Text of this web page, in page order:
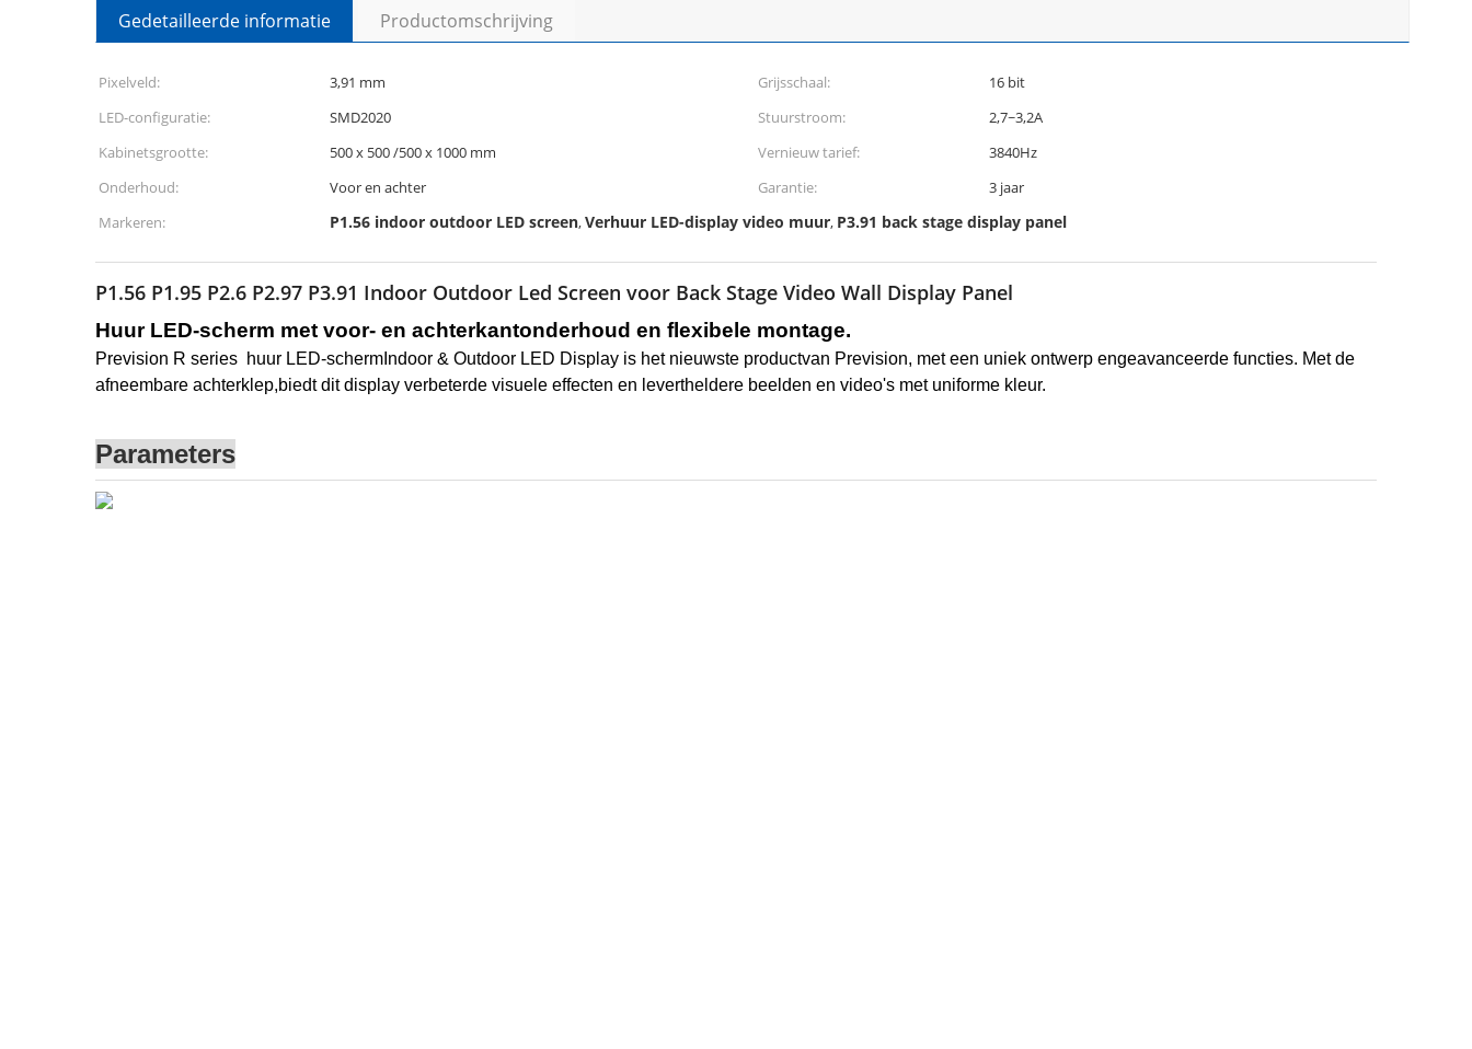
Gedetailleerde informatie Productomschrijving
Pixelveld: 3,91 mm Grijsschaal:
16 bit
LED-configuratie:
SMD2020 Stuurstroom:
2,7~3,2A
Kabinetsgrootte:
500 x 500 /500 x 1000 mm Vernieuw tarief:
3840Hz
Onderhoud:
Voor en achter Garantie:
3 jaar
Markeren:
P1.56 indoor outdoor LED screen,Verhuur LED-display video muur, P3.91 back stage display panel
P1.56 P1.95 P2.6 P2.97 P3.91 Indoor Outdoor Led Screen voor Back Stage Video Wall Display Panel
Huur LED-scherm met voor- en achterkantonderhoud en flexibele montage.
Prevision R series huur LED-scherm Indoor & Outdoor LED Display is het nieuwste productvan Prevision, met een uniek ontwerp engeavanceerde functies. Met de
afneembare achterklep,biedt dit display verbeterde visuele effecten en levertheldere beelden en video's met uniforme kleur.
Parameters